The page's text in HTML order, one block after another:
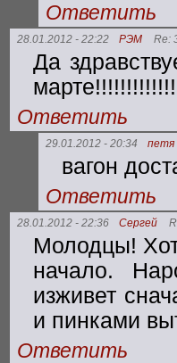
Ответить
28.01.2012 - 22:22 РЭМ Re:
Да
Ответить
29.01.2012 - 20:34 петя
вагон
Ответить
28.01.2012 - 22:36 Сергей
Молодцы!
начало.
изживет
и пинками
Ответить